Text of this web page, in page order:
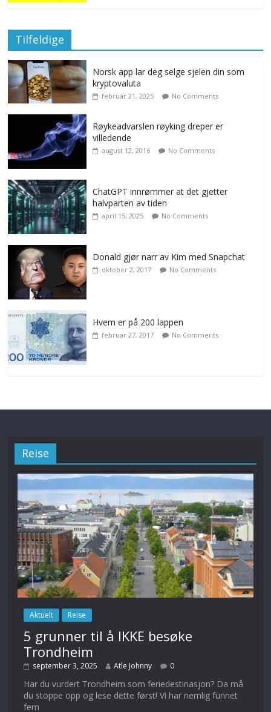
Tilfeldige
Norsk app lar deg selge sjelen din som
kryptovaluta
februar 21, 2025 No Comments
Røykeadvarslen røyking dreper er
villedende
august 12, 2016 No Comments
ChatGPT innrømmer at det gjetter
halvparten av tiden
april 15, 2025 No Comments
Donald gjør narr av Kim med Snapchat
oktober 2, 2017 No Comments
Hvem er på 200 lappen
februar 27, 2017 No Comments
Reise
Aktuelt Reise
5 grunner til å IKKE besøke
Trondheim
september 3, 2025 Atle Johnny 0
Har du vurdert Trondheim som feriedestinasjon? Da må
du stoppe opp og lese dette først! Vi har nemlig funnet
fem